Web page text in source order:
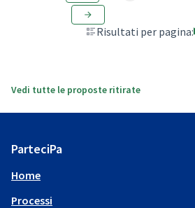
Risultati per pagina:
Vedi tutte le proposte ritirate
ParteciPa
Home
Processi